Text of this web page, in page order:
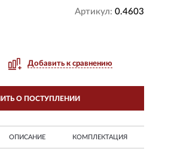
Артикул: 0.4603
Добавить к сравнению
О ПОСТУПЛЕНИИ
ОПИСАНИЕ КОМПЛЕКТАЦИЯ